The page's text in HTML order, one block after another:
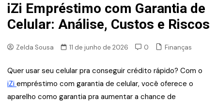
iZi Empréstimo com Garantia de
Celular: Análise, Custos e Riscos
Zelda Sousa 11 de junho de 2026 0 Finanças
Quer usar seu celular pra conseguir crédito rápido? Com o
iZi empréstimo com garantia de celular, você oferece o
aparelho como garantia pra aumentar a chance de